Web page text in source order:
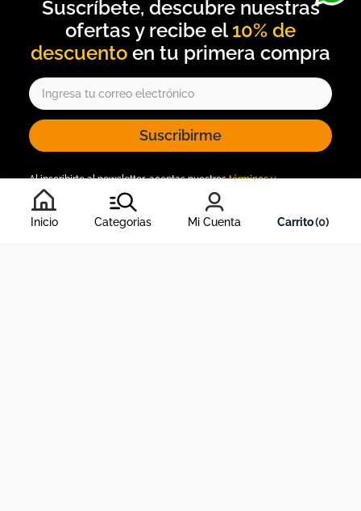
Inicio Categorias Mi Cuenta 0
10% de
descuento
Suscribirme
Al inscribirte al newsletter, aceptas nuestrostérminos y
condiciones
, y nuestra política de tratamiento de información